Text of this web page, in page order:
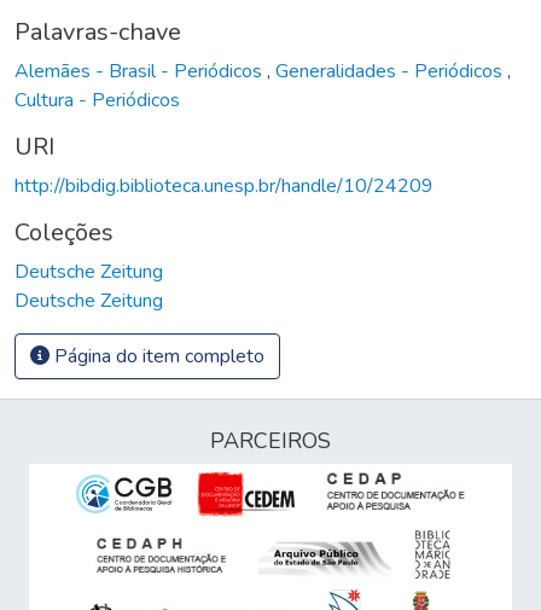
Palavras-chave
Alemães - Brasil - Periódicos , Generalidades - Periódicos ,
Cultura - Periódicos
URI
http://bibdig.biblioteca.unesp.br/handle/10/24209
Coleções
Deutsche Zeitung
Deutsche Zeitung
Página do item completo
PARCEIROS